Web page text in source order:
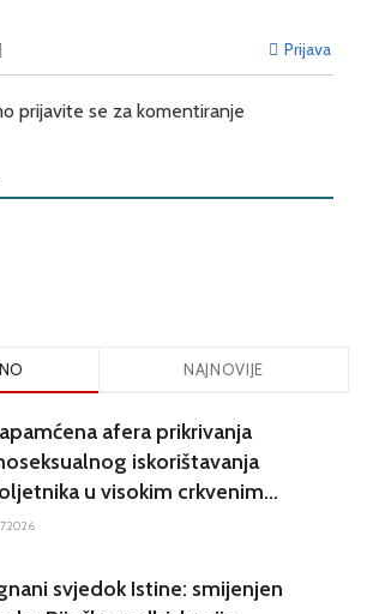
Prijava
prijavite se za komentiranje
NAJNOVIJE
afera prikrivanja
iskorištavanja
u visokim crkvenim
potresa Hrvatsku
svjedok Istine: smijenjen